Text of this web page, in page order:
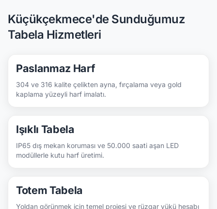
Küçükçekmece'de Sunduğumuz
Tabela Hizmetleri
Paslanmaz Harf
304 ve 316 kalite çelikten ayna, fırçalama veya gold
kaplama yüzeyli harf imalatı.
Işıklı Tabela
IP65 dış mekan koruması ve 50.000 saati aşan LED
modüllerle kutu harf üretimi.
Totem Tabela
Yoldan görünmek için temel projesi ve rüzgar yükü hesabı